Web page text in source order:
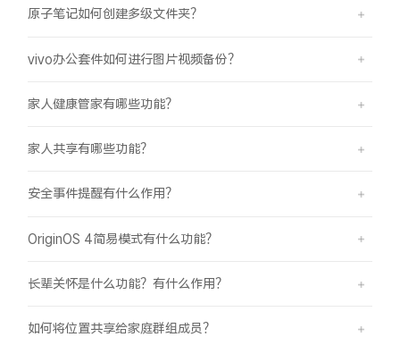
原子笔记如何创建多级文件夹？
vivo办公套件如何进行图片视频备份？
家人健康管家有哪些功能？
家人共享有哪些功能？
安全事件提醒有什么作用？
OriginOS 4简易模式有什么功能？
长辈关怀是什么功能？有什么作用？
如何将位置共享给家庭群组成员？